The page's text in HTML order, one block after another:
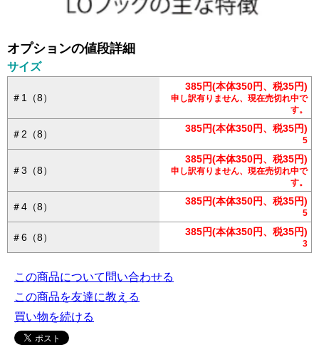
オプションの値段詳細
サイズ
＃1（8）
385円(本体350円、税35円)
申し訳有りません、現在売切れ中で
す。
＃2（8） 385円(本体350円、税35円)
5
＃3（8）
385円(本体350円、税35円)
申し訳有りません、現在売切れ中で
す。
＃4（8） 385円(本体350円、税35円)
5
＃6（8） 385円(本体350円、税35円)
3
この商品について問い合わせる
この商品を友達に教える
買い物を続ける